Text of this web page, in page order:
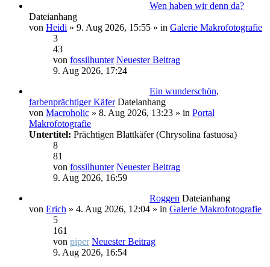
Wen haben wir denn da?
Dateianhang
von Heidi » 9. Aug 2026, 15:55 » in Galerie Makrofotografie
3
43
von fossilhunter Neuester Beitrag
9. Aug 2026, 17:24
Ein wunderschön,
farbenprächtiger Käfer Dateianhang
von Macroholic » 8. Aug 2026, 13:23 » in Portal
Makrofotografie
Untertitel: Prächtigen Blattkäfer (Chrysolina fastuosa)
8
81
von fossilhunter Neuester Beitrag
9. Aug 2026, 16:59
Roggen Dateianhang
von Erich » 4. Aug 2026, 12:04 » in Galerie Makrofotografie
5
161
von piper Neuester Beitrag
9. Aug 2026, 16:54